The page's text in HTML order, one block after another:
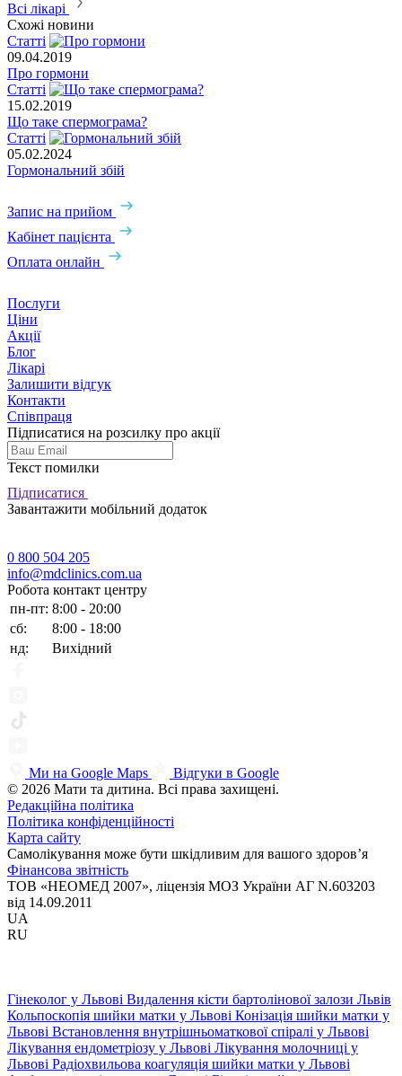
Всі лікарі
Схожі новини
Статті
09.04.2019
Про гормони
Статті
15.02.2019
Що таке спермограма?
Статті
05.02.2024
Гормональний збій
Запис на прийом
Кабінет пацієнта
Оплата онлайн
Послуги
Ціни
Акції
Блог
Лікарі
Залишити відгук
Контакти
Співпраця
Підписатися на розсилку про акції
Текст помилки
Підписатися
Завантажити мобільний додаток
0 800 504 205
info@mdclinics.com.ua
Робота контакт центру
пн-пт: 8:00 - 20:00
сб:
8:00 - 18:00
нд:
Вихідний
Ми на Google Maps
Відгуки в Google
© 2026 Мати та дитина. Всі права захищені.
Редакційна політика
Політика конфіденційності
Карта сайту
Самолікування може бути шкідливим для вашого здоров’я
Фінансова звітність
ТОВ «НЕОМЕД 2007», ліцензія МОЗ України АГ N.603203
від 14.09.2011
UA
RU
Гінеколог у Львові Видалення кісти бартолінової залози Львів
Кольпоскопія шийки матки у Львові Конізація шийки матки у
Львові Встановлення внутрішньоматкової спіралі у Львові
Лікування ендометріозу у Львові Лікування молочниці у
Львові Радіохвильова коагуляція шийки матки у Львові